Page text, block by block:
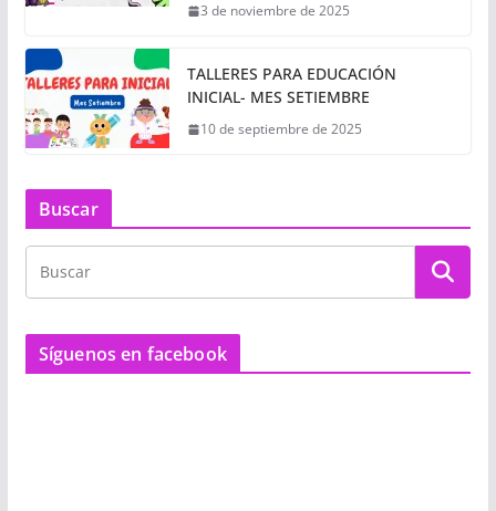
3 de noviembre de 2025
TALLERES PARA EDUCACIÓN
INICIAL- MES SETIEMBRE
10 de septiembre de 2025
Buscar
Síguenos en facebook